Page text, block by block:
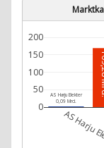
AS Harju Elekter
0,09 Mrd.
AS
0
50
100
150
200